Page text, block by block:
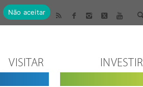
VISITAR INVESTIR
Não aceitar